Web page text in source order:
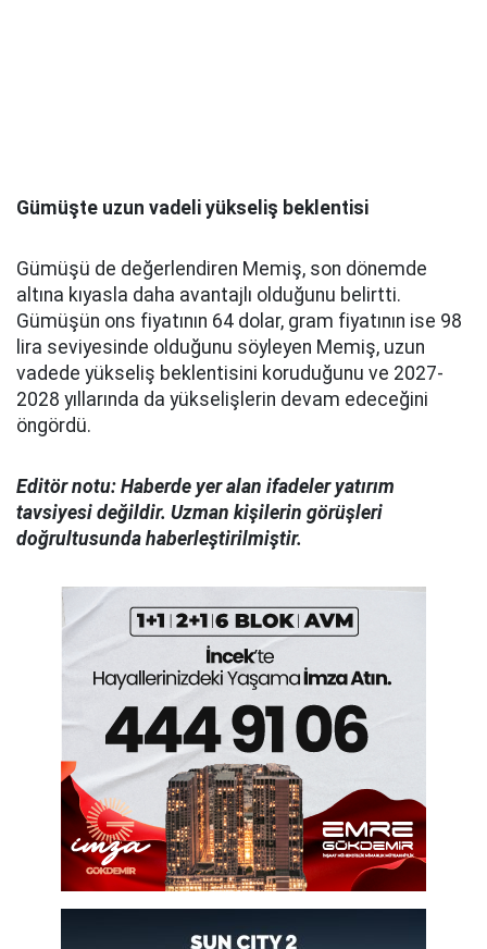
Gümüşte uzun vadeli yükseliş beklentisi
Gümüşü de değerlendiren Memiş, son dönemde
altına kıyasla daha avantajlı olduğunu belirtti.
Gümüşün ons fiyatının 64 dolar, gram fiyatının ise 98
lira seviyesinde olduğunu söyleyen Memiş, uzun
vadede yükseliş beklentisini koruduğunu ve 2027-
2028 yıllarında da yükselişlerin devam edeceğini
öngördü.
Editör notu: Haberde yer alan ifadeler yatırım
tavsiyesi değildir. Uzman kişilerin görüşleri
doğrultusunda haberleştirilmiştir.